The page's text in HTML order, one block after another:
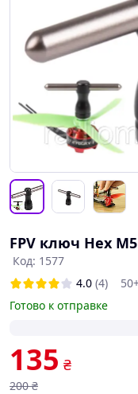
FPV ключ Hex
Код: 1577
4.0 (4)
Готово к отправке
135 ₴
200 ₴